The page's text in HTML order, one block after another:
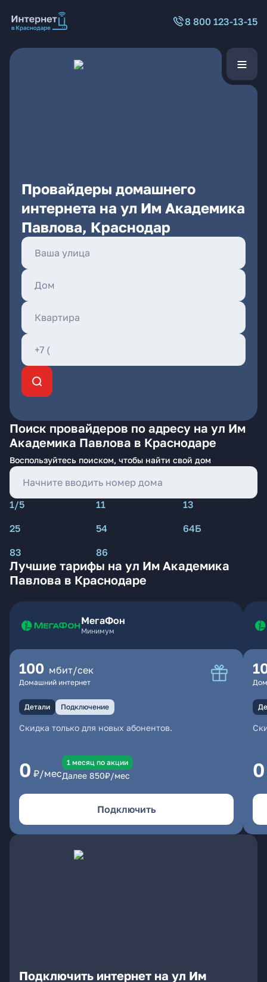
8 800 123-13-15
Провайдеры домашнего
интернета на ул Им Академика
Павлова, Краснодар
Поиск провайдеров по адресу на ул Им
Академика Павлова в Краснодаре
Воспользуйтесь поиском, чтобы найти свой дом
1/5 11
13
25
54
64Б
83
86
Лучшие тарифы на ул Им Академика
Павлова в Краснодаре
МегаФон
Минимум
100 мбит/сек
Домашний интернет
Детали Подключение
Скидка только для новых абонентов.
0 ₽/мес
1 месяц по акции
Далее 850₽/мес
Подключить
0
Подключить интернет на ул Им